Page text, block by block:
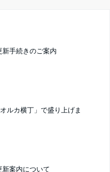
手続きのご案内
ルカ横丁」で盛り上げま
案内について